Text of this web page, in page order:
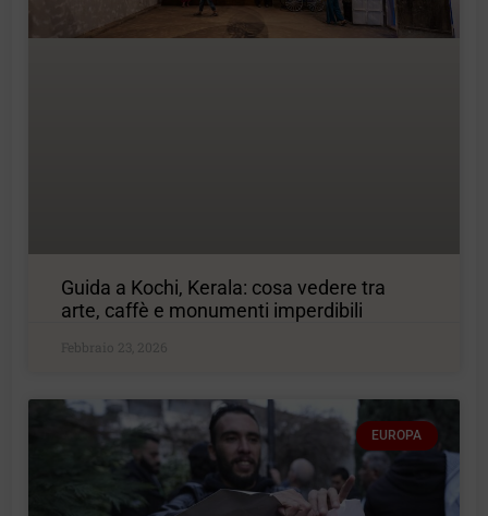
Guida a Kochi, Kerala: cosa vedere tra
arte, caffè e monumenti imperdibili
Febbraio 23, 2026
EUROPA